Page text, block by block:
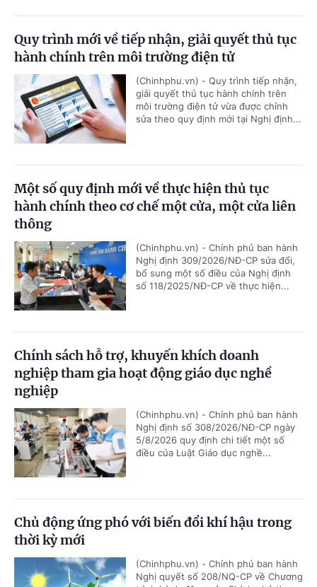
Quy trình mới về tiếp nhận, giải quyết thủ tục
hành chính trên môi trường điện tử
(Chinhphu.vn) - Quy trình tiếp nhận,
giải quyết thủ tục hành chính trên
môi trường điện tử vừa được chỉnh
sửa theo quy định mới tại Nghị định...
Một số quy định mới về thực hiện thủ tục
hành chính theo cơ chế một cửa, một cửa liên
thông
(Chinhphu.vn) - Chính phủ ban hành
Nghị định 309/2026/NĐ-CP sửa đổi,
bổ sung một số điều của Nghị định
số 118/2025/NĐ-CP về thực hiện...
Chính sách hỗ trợ, khuyến khích doanh
nghiệp tham gia hoạt động giáo dục nghề
nghiệp
(Chinhphu.vn) - Chính phủ ban hành
Nghị định số 308/2026/NĐ-CP ngày
5/8/2026 quy định chi tiết một số
điều của Luật Giáo dục nghề...
Chủ động ứng phó với biến đổi khí hậu trong
thời kỳ mới
(Chinhphu.vn) - Chính phủ ban hành
Nghị quyết số 208/NQ-CP về Chương